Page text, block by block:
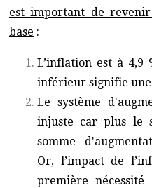
est important de
base :
L’inflation est à 4,9
inférieur signifie
Le système
injuste car plus le
somme
Or, l’impact de
première